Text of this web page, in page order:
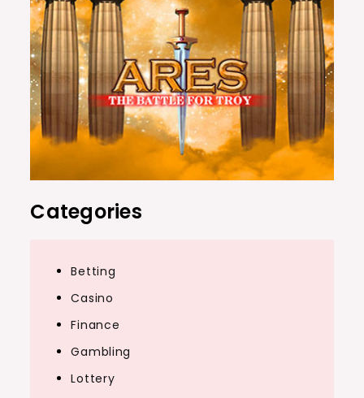
Categories
Betting
Casino
Finance
Gambling
Lottery